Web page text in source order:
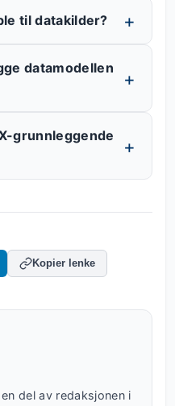
til datakilder?
datamodellen
grunnleggende
Kopier lenke
del av redaksjonen i